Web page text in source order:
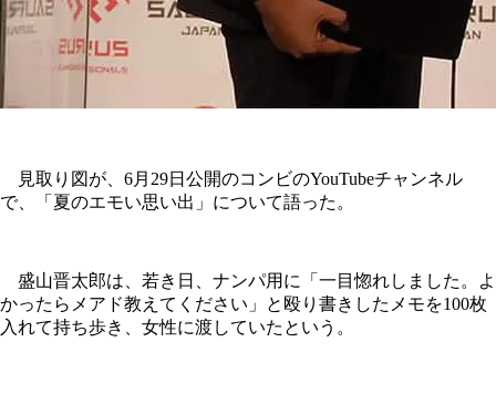
見取り図が、6月29日公開のコンビのYouTubeチャンネル
で、「夏のエモい思い出」について語った。
盛山晋太郎は、若き日、ナンパ用に「一目惚れしました。よ
かったらメアド教えてください」と殴り書きしたメモを100枚
入れて持ち歩き、女性に渡していたという。